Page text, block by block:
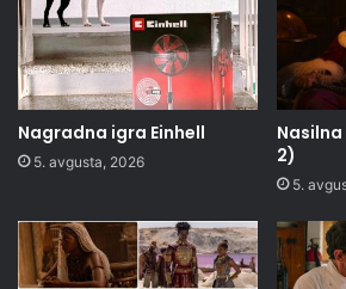
Nagradna igra Einhell
5. avgusta, 2026
2)
5.